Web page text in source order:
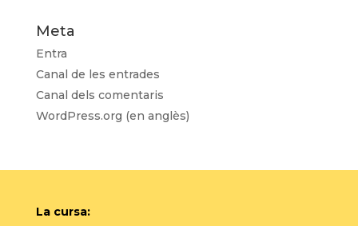
Meta
Entra
Canal de les entrades
Canal dels comentaris
WordPress.org (en anglès)
La cursa: